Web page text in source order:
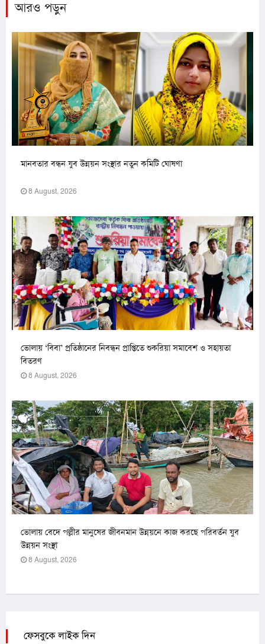
আরও পড়ুন
মানবতার বন্ধন যুব উন্নয়ন সংস্থার নতুন কমিটি ঘোষণা
8 August, 2026
ভোলায় ‘বিবা’ প্রতিষ্ঠানের নিবন্ধন প্রাপ্তিতে শুকরিয়া সমাবেশ ও সহায়তা
বিতরণ
8 August, 2026
ভোলায় বেদে পল্লীর মানুষের জীবনমান উন্নয়নে কাজ করছে পরিবর্তন যুব
উন্নয়ন সংস্থা
8 August, 2026
ফেসবুকে লাইক দিন